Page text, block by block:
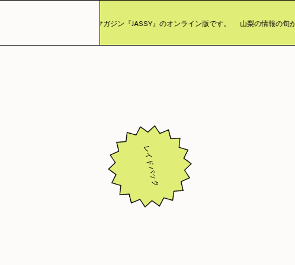
の旬が詰まったカルチャーマガジン『JASSY』のオンライン版です。 山梨の情報の旬が
レイドバック